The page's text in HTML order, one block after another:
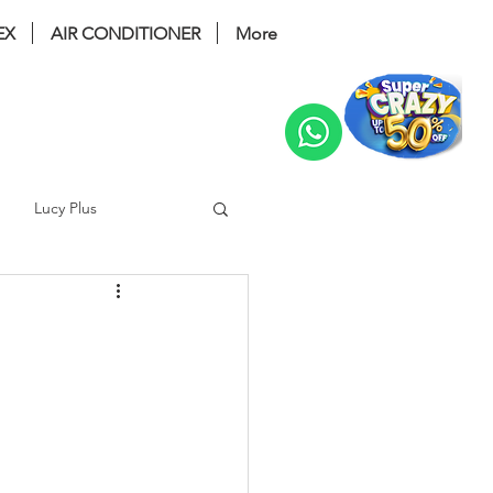
AIR CONDITIONER More
Lucy Plus
coway glaze